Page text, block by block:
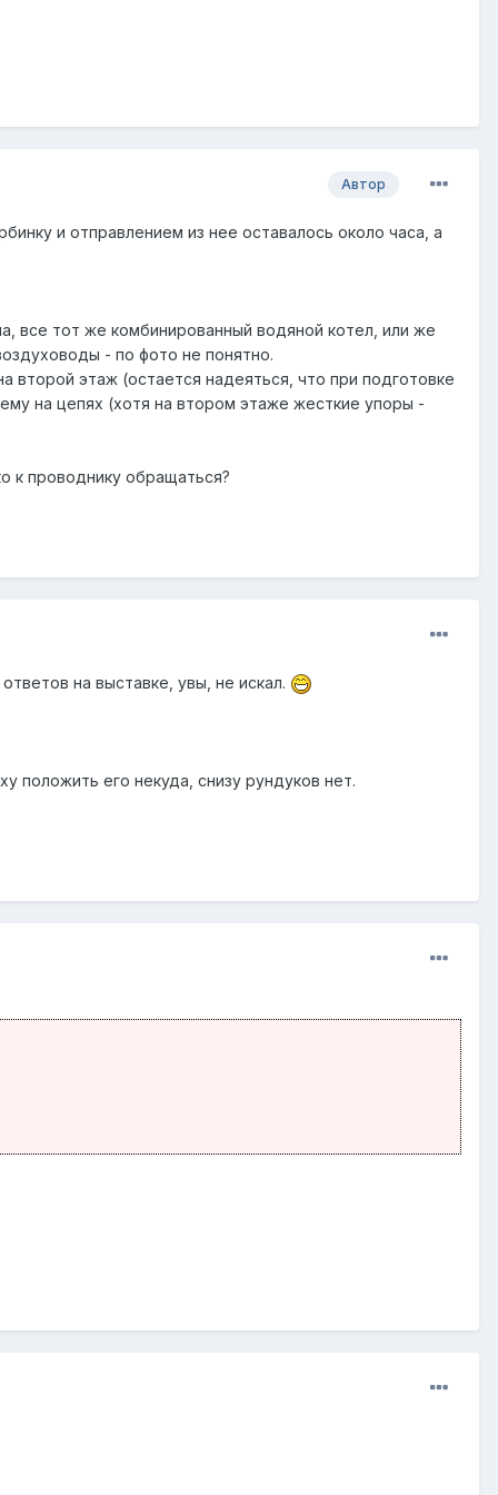
Автор
и отправлением из нее оставалось около часа, а
все тот же комбинированный водяной котел, или же
- по фото не понятно.
второй этаж (остается надеяться, что при подготовке
на цепях (хотя на втором этаже жесткие упоры -
к проводнику обращаться?
на выставке, увы, не искал.
положить его некуда, снизу рундуков нет.